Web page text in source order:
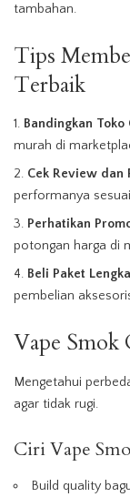
tambahan.
Tips
Terbaik
Bandingkan
murah di
Cek Review dan
performanya
Perhatikan
potongan harga di
Beli Paket
pembelian
Vape
Mengetahui
agar tidak rugi.
Ciri Vape
Build quality